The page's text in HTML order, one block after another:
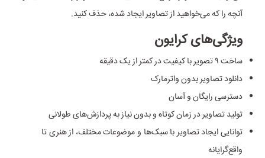
آنچه را که می‌خواهید از تصاویر ایجاد شده، حذف کنید.
ویژگی‌های کرایون
ساخت ۹ تصویر با کیفیت در کمتر از یک دقیقه
دانلود تصاویر بدون واترمارک
دسترسی رایگان و آسان
تولید تصاویر در زمان کوتاه و بدون نیاز به پردازش‌های طولانی
توانایی ایجاد تصاویر با سبک‌ها و موضوعات مختلف، از هنری تا
واقع‌گرایانه